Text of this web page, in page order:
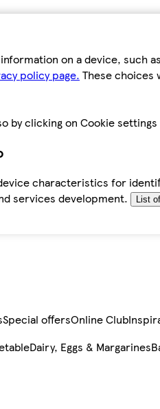
on a device, such
policy page. These choices
by clicking on Cookie
characteristics for
services development.
List
Special offersOnline Club
Dairy, Eggs & Margarines